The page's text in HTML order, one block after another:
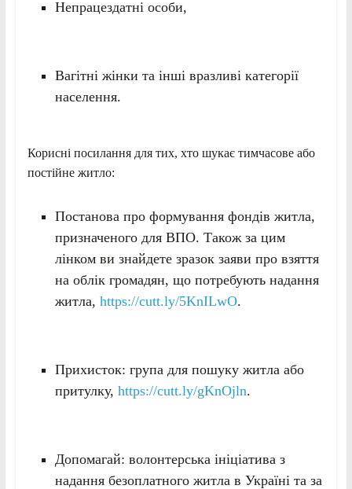
Непрацездатні особи,
Вагітні жінки та інші вразливі категорії
населення.
Корисні посилання для тих, хто шукає тимчасове або
постійне житло:
Постанова про формування фондів житла,
призначеного для ВПО. Також за цим
лінком ви знайдете зразок заяви про взяття
на облік громадян, що потребують надання
житла, https://cutt.ly/5KnILwO.
Прихисток: група для пошуку житла або
притулку, https://cutt.ly/gKnOjln.
Допомагай: волонтерська ініціатива з
надання безоплатного житла в Україні та за